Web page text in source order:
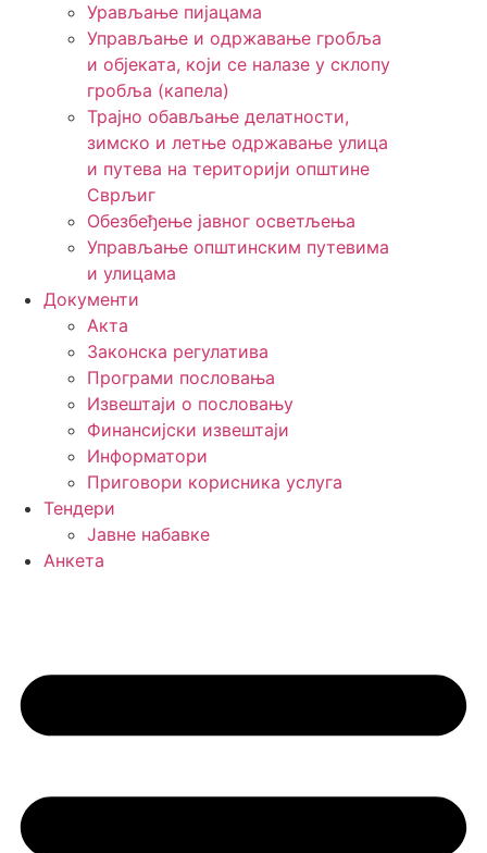
Урављање пијацама
Управљање и одржавање гробља
и објеката, који се налазе у склопу
гробља (капела)
Трајно обављање делатности,
зимско и летње одржавање улица
и путева на територији општине
Сврљиг
Обезбеђење јавног осветљења
Управљање општинским путевима
и улицама
Документи
Акта
Законска регулатива
Програми пословања
Извештаји о пословању
Финансијски извештаји
Информатори
Приговори корисника услуга
Тендери
Јавне набавке
Анкета